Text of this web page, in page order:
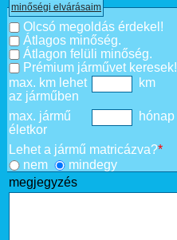
minőségi elvárásaim
Olcsó megoldás érdekel!
Átlagos minőség.
Átlagon felüli minőség.
Prémium járművet keresek!
max. km lehet
az járműben
km
max. jármű
életkor
hónap
Lehet a jármű matricázva?*
nem
mindegy
megjegyzés